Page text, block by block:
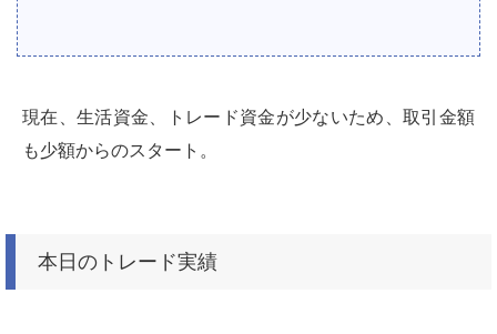
現在、生活資金、トレード資金が少ないため、取引金額
も少額からのスタート。
本日のトレード実績